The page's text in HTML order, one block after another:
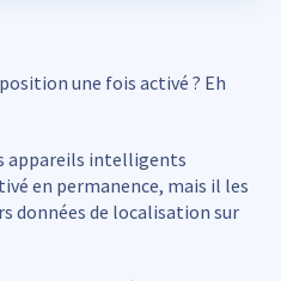
une fois activé ? Eh
appareils intelligents
en permanence, mais il les
données de localisation sur